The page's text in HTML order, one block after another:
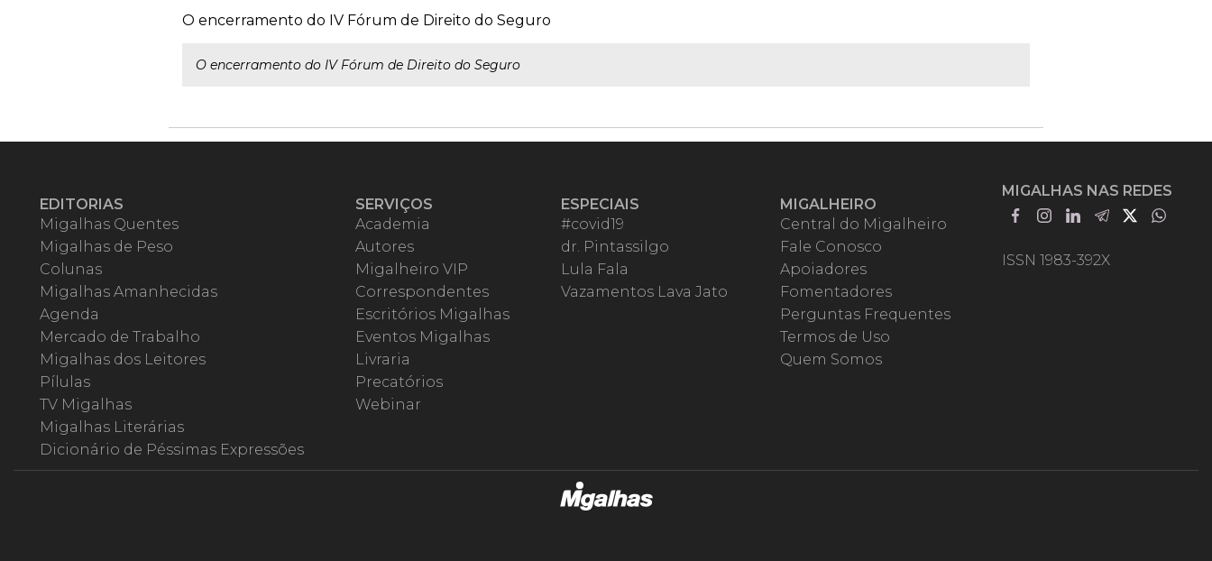
O encerramento do IV Fórum de Direito do Seguro
O encerramento do IV Fórum de Direito do Seguro
EDITORIAS
Migalhas Quentes
Migalhas de Peso
Colunas
Migalhas Amanhecidas
Agenda
Mercado de Trabalho
Migalhas dos Leitores
Pílulas
TV Migalhas
Migalhas Literárias
Dicionário de Péssimas Expressões
SERVIÇOS
Academia
Autores
Migalheiro VIP
Correspondentes
Escritórios Migalhas
Eventos Migalhas
Livraria
Precatórios
Webinar
ESPECIAIS
#covid19
dr. Pintassilgo
Lula Fala
Vazamentos Lava Jato
MIGALHEIRO
Central do Migalheiro
Fale Conosco
Apoiadores
Fomentadores
Perguntas Frequentes
Termos de Uso
Quem Somos
MIGALHAS NAS REDES
ISSN 1983-392X